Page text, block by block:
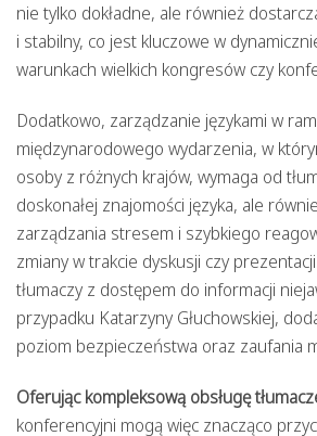
nie tylko dokładne, ale również
i stabilny, co jest kluczowe w
warunkach wielkich kongresów czy
Dodatkowo, zarządzanie językami w
międzynarodowego wydarzenia, w
osoby z różnych krajów, wymaga od
doskonałej znajomości języka, ale
zarządzania stresem i szybkiego
zmiany w trakcie dyskusji czy
tłumaczy z dostępem do informacji
przypadku Katarzyny Głuchowskiej,
poziom bezpieczeństwa oraz zaufania
Oferując kompleksową obsługę
konferencyjni mogą więc znacząco